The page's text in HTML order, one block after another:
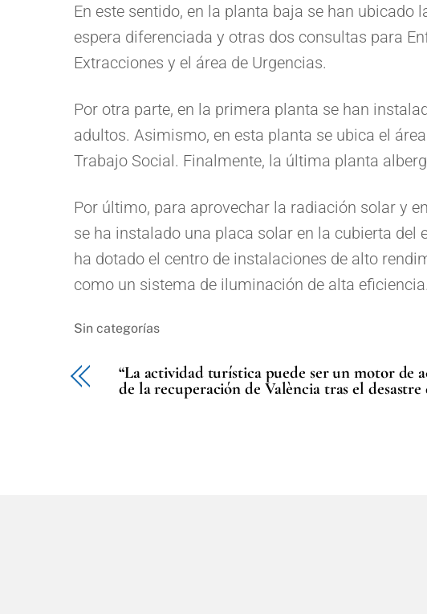
En este sentido, en la planta baja se han
espera diferenciada y otras dos consultas para
Extracciones y el área de Urgencias.
Por otra parte, en la primera planta se han
adultos. Asimismo, en esta planta se ubica el
Trabajo Social. Finalmente, la última planta
Por último, para aprovechar la radiación solar y
se ha instalado una placa solar en la cubierta
ha dotado el centro de instalaciones de alto
como un sistema de iluminación de alta eficiencia.
Sin categorías
“La actividad turística puede ser un motor de
de la recuperación de València tras el desastre